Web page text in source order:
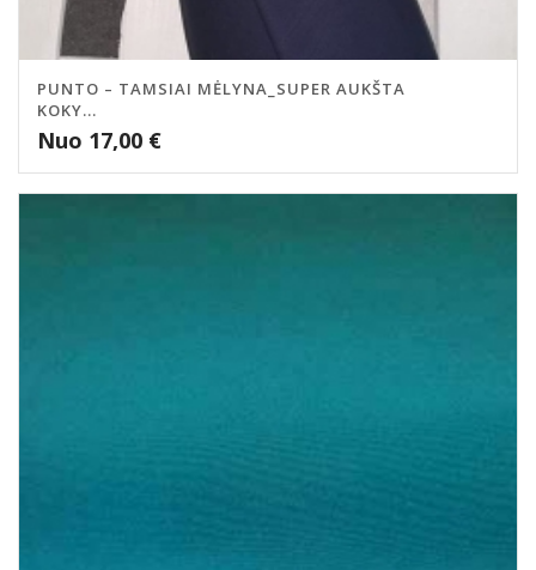
PUNTO – TAMSIAI MĖLYNA_SUPER AUKŠTA
KOKY...
Nuo 17,00 €